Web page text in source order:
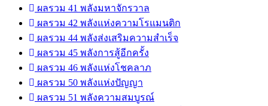
ผลรวม 41 พลังมหาจักรวาล
ผลรวม 42 พลังแห่งความโรแมนติก
ผลรวม 44 พลังส่งเสริมความสำเร็จ
ผลรวม 45 พลังการสู้อีกครั้ง
ผลรวม 46 พลังแห่งโชคลาภ
ผลรวม 50 พลังแห่งปัญญา
ผลรวม 51 พลังความสมบูรณ์